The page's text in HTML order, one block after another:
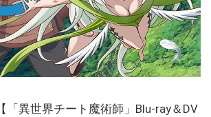
「異世界チート魔術師」Blu-ray＆DV